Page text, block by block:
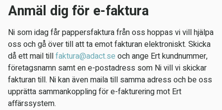
Anmäl dig för e-faktura
Ni som idag får pappersfaktura från oss hoppas vi vill hjälpa
oss och gå över till att ta emot fakturan elektroniskt. Skicka
då ett mail tillfaktura@adact.se och ange Ert kundnummer,
företagsnamn samt en e-postadress som Ni vill vi skickar
fakturan till. Ni kan även maila till samma adress och be oss
upprätta sammankoppling för e-fakturering mot Ert
affärssystem.